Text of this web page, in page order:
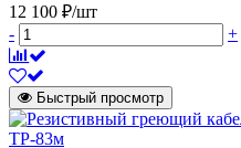
12 100 ₽/шт
-
+
Быстрый просмотр